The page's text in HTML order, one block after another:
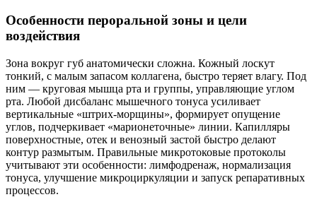
Особенности пероральной зоны и цели
воздействия
Зона вокруг губ анатомически сложна. Кожный лоскут
тонкий, с малым запасом коллагена, быстро теряет влагу. Под
ним — круговая мышца рта и группы, управляющие углом
рта. Любой дисбаланс мышечного тонуса усиливает
вертикальные «штрих‑морщины», формирует опущение
углов, подчеркивает «марионеточные» линии. Капилляры
поверхностные, отек и венозный застой быстро делают
контур размытым. Правильные микротоковые протоколы
учитывают эти особенности: лимфодренаж, нормализация
тонуса, улучшение микроциркуляции и запуск репаративных
процессов.